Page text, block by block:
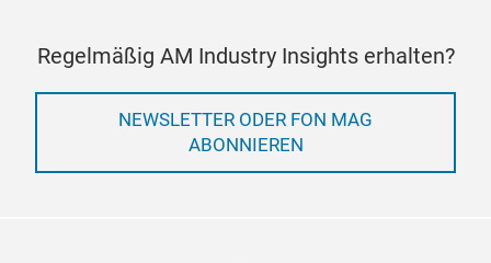
Regelmäßig AM Industry Insights erhalten?
NEWSLETTER ODER FON MAG
ABONNIEREN